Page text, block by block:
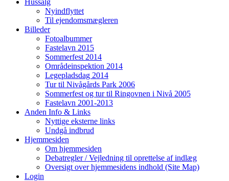
Nyindflyttet
Til ejendomsmægleren
Billeder
Fotoalbummer
Fastelavn 2015
Sommerfest 2014
Områdeinspektion 2014
Legepladsdag 2014
Tur til Nivågårds Park 2006
Sommerfest og tur til Ringovnen i Nivå 2005
Fastelavn 2001-2013
Anden Info & Links
Nyttige eksterne links
Undgå indbrud
Hjemmesiden
Om hjemmesiden
Debatregler / Vejledning til oprettelse af indlæg
Oversigt over hjemmesidens indhold (Site Map)
Login